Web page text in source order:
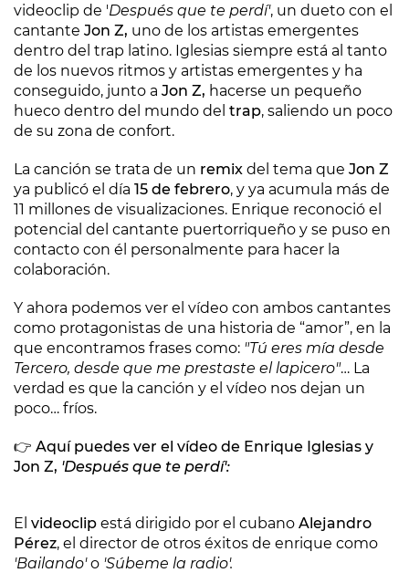
videoclip de 'Después que te perdí', un dueto con el
cantante Jon Z, uno de los artistas emergentes
dentro del trap latino. Iglesias siempre está al tanto
de los nuevos ritmos y artistas emergentes y ha
conseguido, junto a Jon Z, hacerse un pequeño
hueco dentro del mundo del trap, saliendo un poco
de su zona de confort.
La canción se trata de un remix del tema que Jon Z
ya publicó el día 15 de febrero, y ya acumula más de
11 millones de visualizaciones. Enrique reconoció el
potencial del cantante puertorriqueño y se puso en
contacto con él personalmente para hacer la
colaboración.
Y ahora podemos ver el vídeo con ambos cantantes
como protagonistas de una historia de “amor”, en la
que encontramos frases como: "Tú eres mía desde
Tercero, desde que me prestaste el lapicero"… La
verdad es que la canción y el vídeo nos dejan un
poco… fríos.
👉 Aquí puedes ver el vídeo de Enrique Iglesias y
Jon Z, 'Después que te perdí':
El videoclip está dirigido por el cubano Alejandro
Pérez, el director de otros éxitos de enrique como
'Bailando'o 'Súbeme la radio'.